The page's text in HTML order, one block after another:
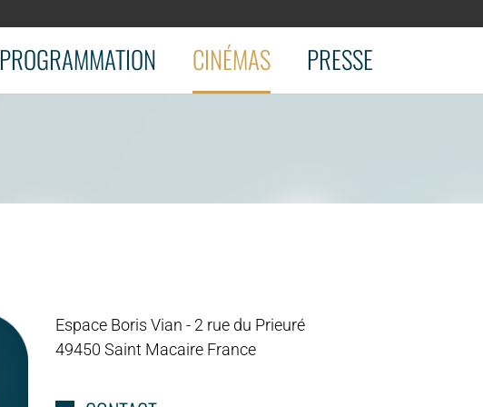
PROGRAMMATION CINÉMAS PRESSE
Espace Boris Vian - 2 rue du Prieuré
49450 Saint Macaire France